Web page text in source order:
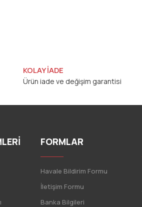
KOLAY İADE
Ürün iade ve değişim garantisi
FORMLAR
Havale Bildirim Formu
İletişim Formu
Banka Bilgileri